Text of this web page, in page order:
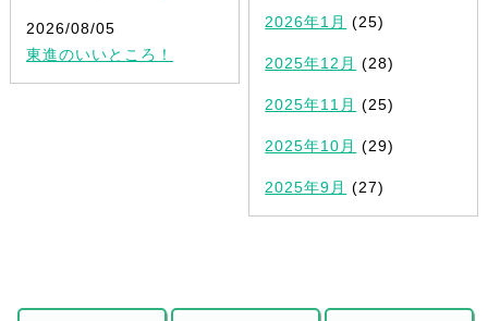
2026/08/05
東進のいいところ！
2026年1月 (25)
2025年12月 (28)
2025年11月 (25)
2025年10月 (29)
2025年9月 (27)